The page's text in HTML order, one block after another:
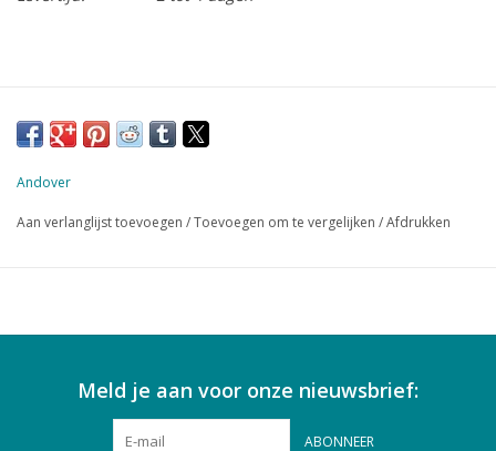
Andover
Aan verlanglijst toevoegen /Toevoegen om te vergelijken /Afdrukken
Meld je aan voor onze nieuwsbrief:
ABONNEER